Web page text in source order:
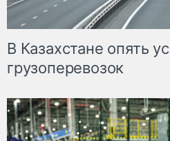
В Казахстане опять
грузоперевозок